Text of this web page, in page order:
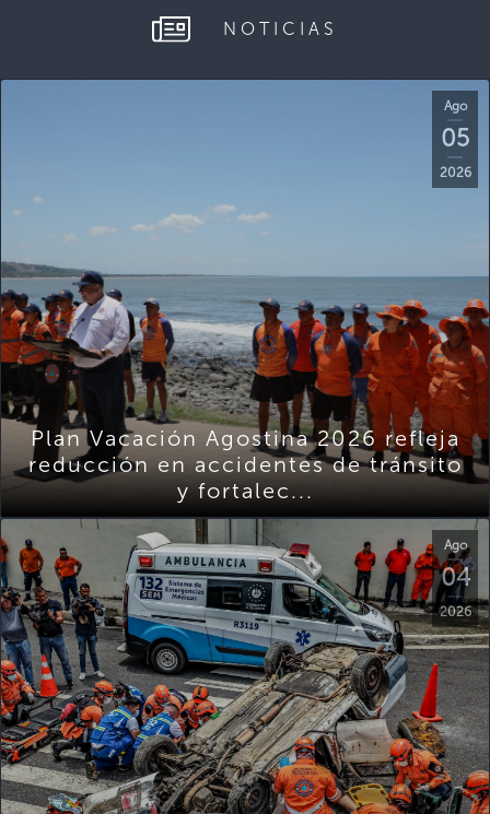
NOTICIAS
Ago
05
2026
Plan Vacación Agostina 2026 refleja
reducción en accidentes de tránsito
y fortalec...
Ago
04
2026